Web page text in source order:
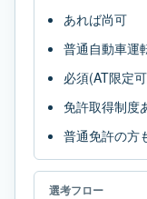
あれば尚可
普通自動車運
必須(AT限定
免許取得制度
普通免許の方
選考フロー